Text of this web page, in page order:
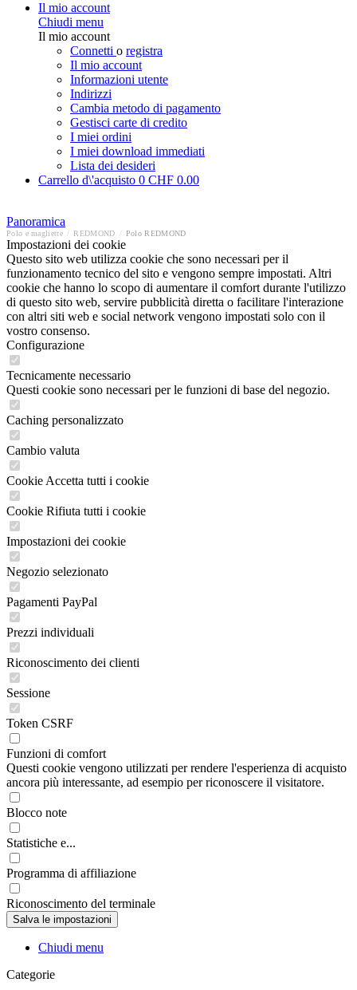
Il mio account
Chiudi menu
Il mio account
Connetti o registra
Il mio account
Informazioni utente
Indirizzi
Cambia metodo di pagamento
Gestisci carte di credito
I miei ordini
I miei download immediati
Lista dei desideri
Carrello d\'acquisto 0 CHF 0.00
Panoramica
Polo e magliette REDMOND Polo REDMOND
Impostazioni dei cookie
Questo sito web utilizza cookie che sono necessari per il
funzionamento tecnico del sito e vengono sempre impostati. Altri
cookie che hanno lo scopo di aumentare il comfort durante l'utilizzo
di questo sito web, servire pubblicità diretta o facilitare l'interazione
con altri siti web e social network vengono impostati solo con il
vostro consenso.
Configurazione
Tecnicamente necessario
Questi cookie sono necessari per le funzioni di base del negozio.
Caching personalizzato
Cambio valuta
Cookie Accetta tutti i cookie
Cookie Rifiuta tutti i cookie
Impostazioni dei cookie
Negozio selezionato
Pagamenti PayPal
Prezzi individuali
Riconoscimento dei clienti
Sessione
Token CSRF
Funzioni di comfort
Questi cookie vengono utilizzati per rendere l'esperienza di acquisto
ancora più interessante, ad esempio per riconoscere il visitatore.
Blocco note
Statistiche e...
Programma di affiliazione
Riconoscimento del terminale
Chiudi menu
Categorie